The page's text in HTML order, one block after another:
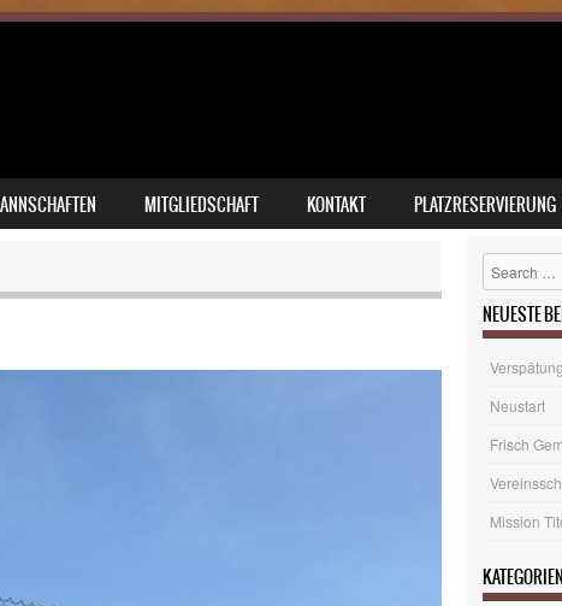
MITGLIEDSCHAFT KONTAKT PLATZRESERVIERUNG
Search
NEUESTE
Verspätung
Neustart
Frisch
Mission
KATEGORIEN